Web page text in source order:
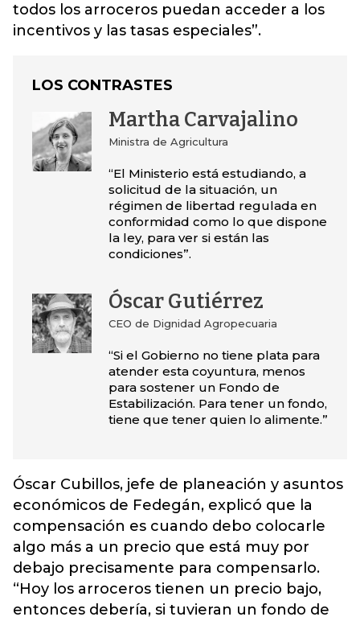
todos los arroceros puedan acceder a los
incentivos y las tasas especiales”.
LOS CONTRASTES
Martha Carvajalino
Ministra de Agricultura
“El Ministerio está estudiando, a
solicitud de la situación, un
régimen de libertad regulada en
conformidad como lo que dispone
la ley, para ver si están las
condiciones”.
Óscar Gutiérrez
CEO de Dignidad Agropecuaria
“Si el Gobierno no tiene plata para
atender esta coyuntura, menos
para sostener un Fondo de
Estabilización. Para tener un fondo,
tiene que tener quien lo alimente.”
Óscar Cubillos, jefe de planeación y asuntos
económicos de Fedegán, explicó que la
compensación es cuando debo colocarle
algo más a un precio que está muy por
debajo precisamente para compensarlo.
“Hoy los arroceros tienen un precio bajo,
entonces debería, si tuvieran un fondo de